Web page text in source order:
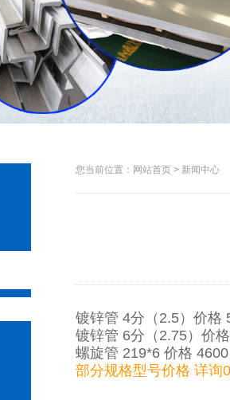
您当前位置：网站首页 > 新闻中心
镀锌管 4分（2.5）价格
镀锌管 6分（2.75）价
螺旋管 219*6 价格
部分规格型号价格 详询